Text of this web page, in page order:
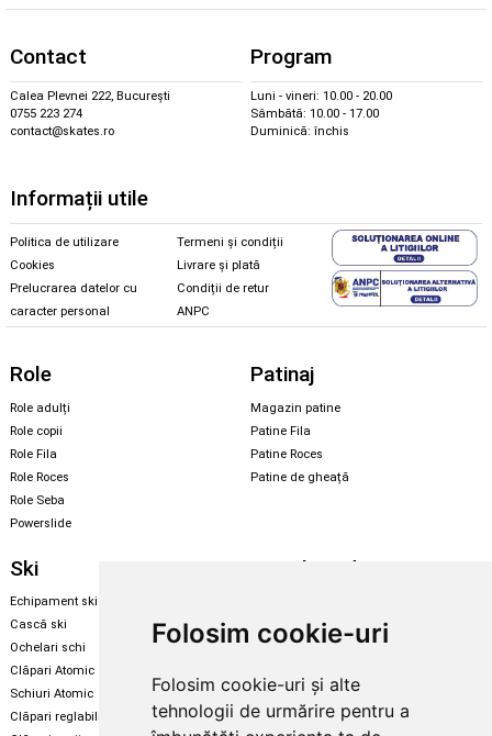
Folosim cookie-uri
Folosim cookie-uri și alte
tehnologii de urmărire pentru a
Contact
Calea Plevnei 222, București
0755 223 274
contact@skates.ro
Program
Luni - vineri: 10.00 - 20.00
Sâmbătă: 10.00 - 17.00
Duminică: închis
Informații utile
Politica de utilizare
Cookies
Prelucrarea datelor cu
caracter personal
Termeni și condiții
Livrare și plată
Condiții de retur
ANPC
Role
Role adulți
Role copii
Role Fila
Role Roces
Role Seba
Powerslide
Patinaj
Magazin patine
Patine Fila
Patine Roces
Patine de gheață
Ski
Echipament ski
Cască ski
Ochelari schi
Clăpari Atomic
Schiuri Atomic
Clăpari reglabili
Snowboard
Echipament snowboard
Legături Rome SDS
Skate & longboard